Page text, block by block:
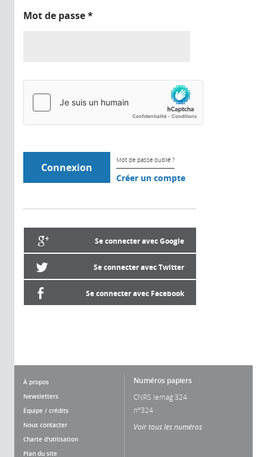
Mot de passe*
Mot de passe oublié ?
Créer un compte
Se connecter avec Google
Se connecter avec Twitter
Se connecter avec Facebook
À propos
Newsletters
Équipe / crédits
Nous contacter
Charte d'utilisation
Plan du site
Numéros papiers
CNRS lemag 324
n°324
Voir tous les numéros